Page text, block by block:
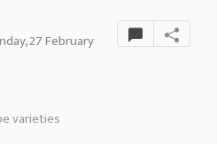
27 February
varieties